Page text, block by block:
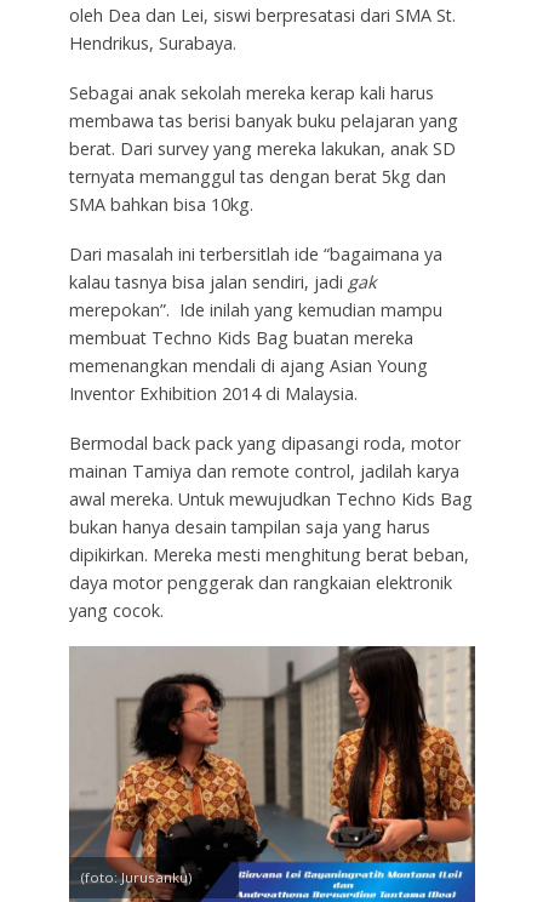
oleh Dea dan Lei, siswi berpresatasi dari SMA St.
Hendrikus, Surabaya.
Sebagai anak sekolah mereka kerap kali harus
membawa tas berisi banyak buku pelajaran yang
berat. Dari survey yang mereka lakukan, anak SD
ternyata memanggul tas dengan berat 5kg dan
SMA bahkan bisa 10kg.
Dari masalah ini terbersitlah ide “bagaimana ya
kalau tasnya bisa jalan sendiri, jadi gak
merepokan”. Ide inilah yang kemudian mampu
membuat Techno Kids Bag buatan mereka
memenangkan mendali di ajang Asian Young
Inventor Exhibition 2014 di Malaysia.
Bermodal back pack yang dipasangi roda, motor
mainan Tamiya dan remote control, jadilah karya
awal mereka. Untuk mewujudkan Techno Kids Bag
bukan hanya desain tampilan saja yang harus
dipikirkan. Mereka mesti menghitung berat beban,
daya motor penggerak dan rangkaian elektronik
yang cocok.
(foto: Jurusanku)